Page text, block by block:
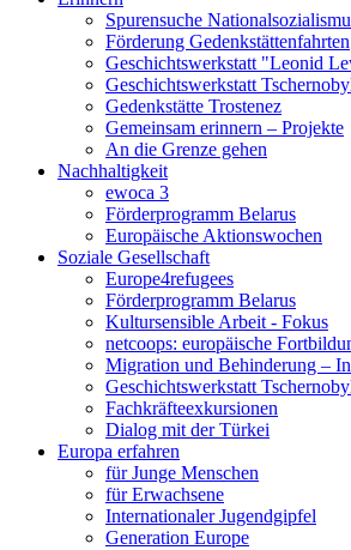
Spurensuche
Förderung Gedenkstättenfahrten
Geschichtswerkstatt "Leonid
Geschichtswerkstatt
Gedenkstätte Trostenez
Gemeinsam erinnern – Projekte
An die Grenze gehen
Nachhaltigkeit
ewoca 3
Förderprogramm Belarus
Europäische Aktionswochen
Soziale Gesellschaft
Europe4refugees
Förderprogramm Belarus
Kultursensible Arbeit - Fokus
netcoops: europäische
Migration und Behinderung –
Geschichtswerkstatt
Fachkräfteexkursionen
Dialog mit der Türkei
Europa erfahren
für Junge Menschen
für Erwachsene
Internationaler Jugendgipfel
Generation Europe